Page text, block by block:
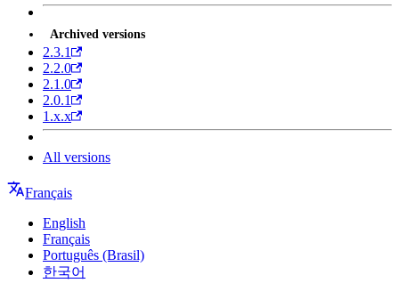
Archived versions
2.3.1
2.2.0
2.1.0
2.0.1
1.x.x
All versions
Français
English
Français
Português (Brasil)
한국어